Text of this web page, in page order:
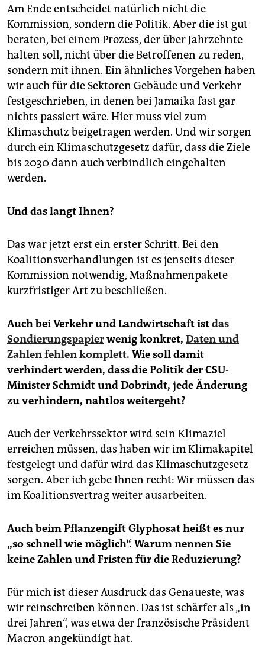
Am Ende entscheidet natürlich nicht die
Kommission, sondern die Politik. Aber die ist gut
beraten, bei einem Prozess, der über Jahrzehnte
halten soll, nicht über die Betroffenen zu reden,
sondern mit ihnen. Ein ähnliches Vorgehen haben
wir auch für die Sektoren Gebäude und Verkehr
festgeschrieben, in denen bei Jamaika fast gar
nichts passiert wäre. Hier muss viel zum
Klimaschutz beigetragen werden. Und wir sorgen
durch ein Klimaschutzgesetz dafür, dass die Ziele
bis 2030 dann auch verbindlich eingehalten
werden.
Und das langt Ihnen?
Das war jetzt erst ein erster Schritt. Bei den
Koalitionsverhandlungen ist es jenseits dieser
Kommission notwendig, Maßnahmenpakete
kurzfristiger Art zu beschließen.
Auch bei Verkehr und Landwirtschaft istdas
Sondierungspapierwenig konkret, Daten und
Zahlen fehlen komplett. Wie soll damit
verhindert werden, dass die Politik der CSU-
Minister Schmidt und Dobrindt, jede Änderung
zu verhindern, nahtlos weitergeht?
Auch der Verkehrssektor wird sein Klimaziel
erreichen müssen, das haben wir im Klimakapitel
festgelegt und dafür wird das Klimaschutzgesetz
sorgen. Aber ich gebe Ihnen recht: Wir müssen das
im Koalitionsvertrag weiter ausarbeiten.
Auch beim Pflanzengift Glyphosat heißt es nur
„so schnell wie möglich“. Warum nennen Sie
keine Zahlen und Fristen für die Reduzierung?
Für mich ist dieser Ausdruck das Genaueste, was
wir reinschreiben können. Das ist schärfer als „in
drei Jahren“, was etwa der französische Präsident
Macron angekündigt hat.